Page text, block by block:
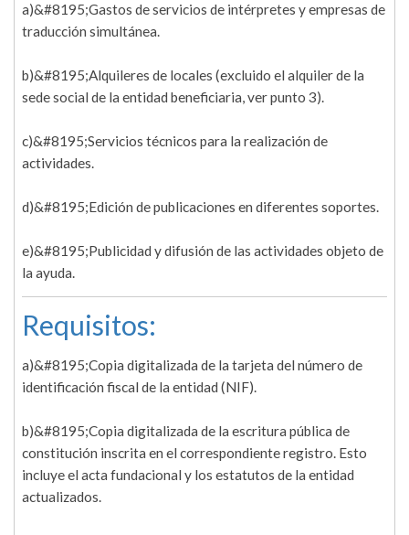
a)&#8195;Gastos de servicios de intérpretes y empresas de
traducción simultánea.
b)&#8195;Alquileres de locales (excluido el alquiler de la
sede social de la entidad beneficiaria, ver punto 3).
c)&#8195;Servicios técnicos para la realización de
actividades.
d)&#8195;Edición de publicaciones en diferentes soportes.
e)&#8195;Publicidad y difusión de las actividades objeto de
la ayuda.
Requisitos:
a)&#8195;Copia digitalizada de la tarjeta del número de
identificación fiscal de la entidad (NIF).
b)&#8195;Copia digitalizada de la escritura pública de
constitución inscrita en el correspondiente registro. Esto
incluye el acta fundacional y los estatutos de la entidad
actualizados.